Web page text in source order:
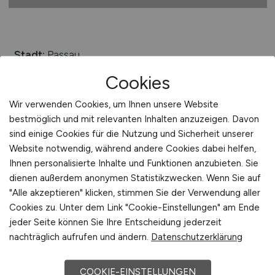
Stadt:Passau
ca. 53.000
Verkehrsanbindungen: Hauptbahnhof Passau,
Bundesstraße B 8, B 12, B 85 und B 388, Autobahnen
A 3 und A 94, Hafen Passau
Arbeiten in der Nähe vonPassau:Vilshofen an der
Donau, Niederbayern, Thyrnau, Fürstenzell, Salzweg,
Neuburg am Inn, Tiefenbach, Bayern, Freinberg,
Schardenberg
Universitäten/Hochschulen:Universität Passau
Beliebte Jobs in
/Branchen:Informationstechnologie,
Cookies
Wir verwenden Cookies, um Ihnen unsere Website
bestmöglich und mit relevanten Inhalten anzuzeigen. Davon
sind einige Cookies für die Nutzung und Sicherheit unserer
Website notwendig, während andere Cookies dabei helfen,
Ihnen personalisierte Inhalte und Funktionen anzubieten. Sie
dienen außerdem anonymen Statistikzwecken. Wenn Sie auf
"Alle akzeptieren" klicken, stimmen Sie der Verwendung aller
Cookies zu. Unter dem Link "Cookie-Einstellungen" am Ende
jeder Seite können Sie Ihre Entscheidung jederzeit
nachträglich aufrufen und ändern. Datenschutzerklärung
COOKIE-EINSTELLUNGEN